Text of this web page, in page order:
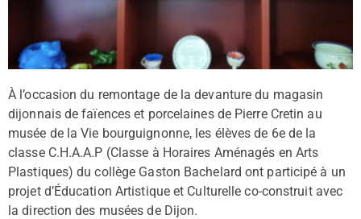
À l’occasion du remontage de la devanture du magasin
dijonnais de faïences et porcelaines de Pierre Cretin au
musée de la Vie bourguignonne, les élèves de 6e de la
classe C.H.A.A.P (Classe à Horaires Aménagés en Arts
Plastiques) du collège Gaston Bachelard ont participé à un
projet d’Éducation Artistique et Culturelle co-construit avec
la direction des musées de Dijon.